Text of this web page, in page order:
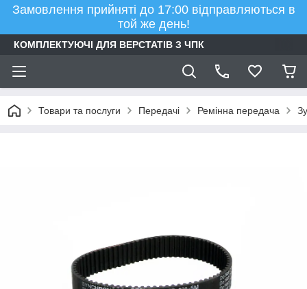
Замовлення прийняті до 17:00 відправляються в
той же день!
КОМПЛЕКТУЮЧІ ДЛЯ ВЕРСТАТІВ З ЧПК
Товари та послуги Передачі Ремінна передача